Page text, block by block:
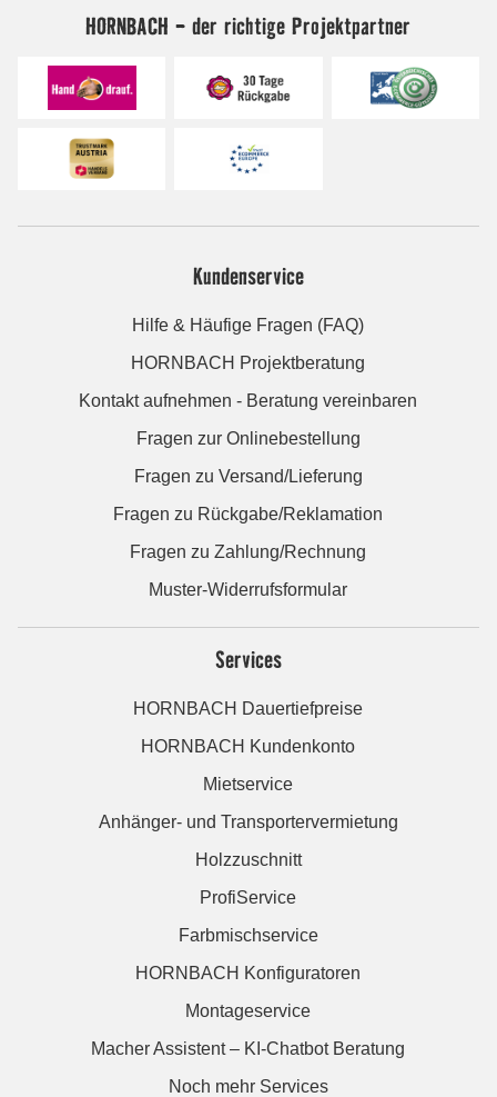
HORNBACH - der richtige Projektpartner
Kundenservice
Hilfe & Häufige Fragen (FAQ)
HORNBACH Projektberatung
Kontakt aufnehmen - Beratung vereinbaren
Fragen zur Onlinebestellung
Fragen zu Versand/Lieferung
Fragen zu Rückgabe/Reklamation
Fragen zu Zahlung/Rechnung
Muster-Widerrufsformular
Services
HORNBACH Dauertiefpreise
HORNBACH Kundenkonto
Mietservice
Anhänger- und Transportervermietung
Holzzuschnitt
ProfiService
Farbmischservice
HORNBACH Konfiguratoren
Montageservice
Macher Assistent – KI-Chatbot Beratung
Noch mehr Services